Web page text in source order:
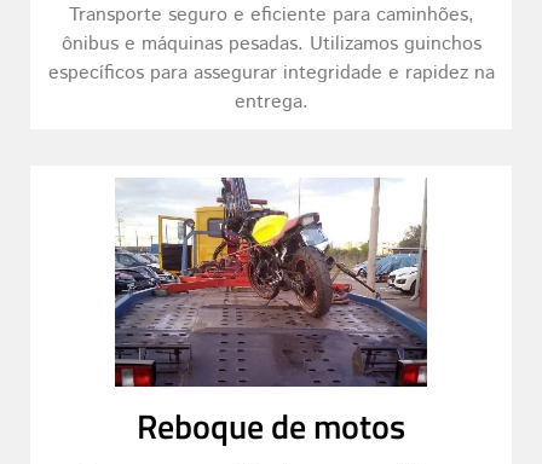
Transporte seguro e eficiente para caminhões,
ônibus e máquinas pesadas. Utilizamos guinchos
específicos para assegurar integridade e rapidez na
entrega.
Reboque de motos